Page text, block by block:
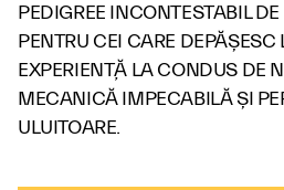
PEDIGREE INCONTESTABIL
PENTRU CEI CARE DEPĂȘESC
EXPERIENȚĂ LA CONDUS DE
MECANICĂ IMPECABILĂ ȘI
ULUITOARE.